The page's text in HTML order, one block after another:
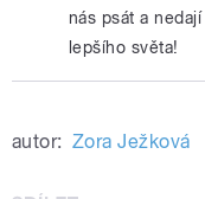
nás psát a
lepšího světa!
autor: Zora Ježková